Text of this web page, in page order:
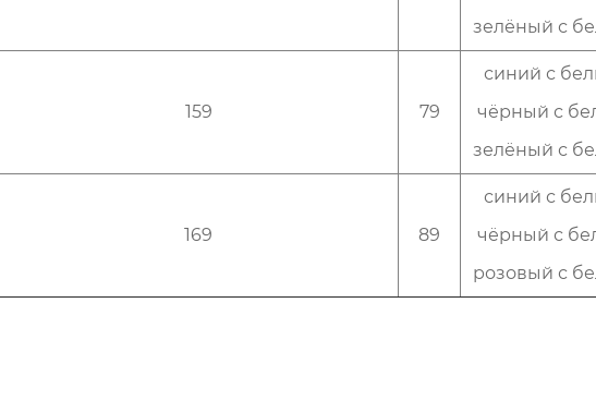
зелёный с
159 79
синий с
чёрный с
зелёный с
169 89
синий с
чёрный с
розовый с